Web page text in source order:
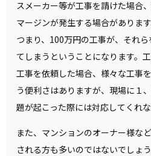
スメーカー等が工事を請けた場合
マージンが発生する場合があります
つまり、100万円の工事が、それ
てしまうということになります。
工事を依頼した場合、様々な工事
う便利さはありますが、現場に１
題が起こった際には対応してくれ
また、マンションのオーナー様な
される方も多いのではないでしょ